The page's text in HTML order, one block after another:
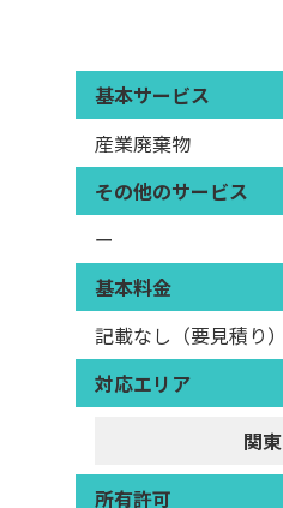
基本サービス
産業廃棄物
その他のサービス
ー
基本料金
記載なし（要見積り）
対応エリア
関東
所有許可